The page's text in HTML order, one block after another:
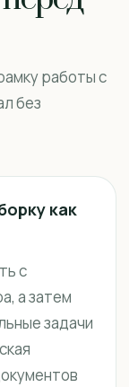
работы с
без
как
с
а затем
задачи